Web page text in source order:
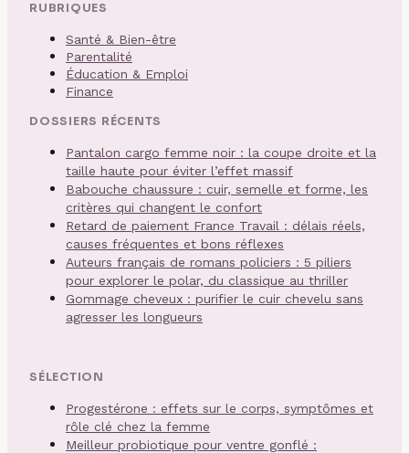
RUBRIQUES
Santé & Bien-être
Parentalité
Éducation & Emploi
Finance
DOSSIERS RÉCENTS
Pantalon cargo femme noir : la coupe droite et la
taille haute pour éviter l’effet massif
Babouche chaussure : cuir, semelle et forme, les
critères qui changent le confort
Retard de paiement France Travail : délais réels,
causes fréquentes et bons réflexes
Auteurs français de romans policiers : 5 piliers
pour explorer le polar, du classique au thriller
Gommage cheveux : purifier le cuir chevelu sans
agresser les longueurs
SÉLECTION
Progestérone : effets sur le corps, symptômes et
rôle clé chez la femme
Meilleur probiotique pour ventre gonflé :